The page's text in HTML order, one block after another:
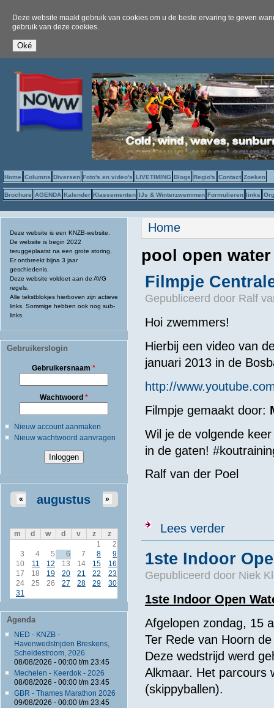
Deze website maakt gebruik van cookies om u de beste ervaring te geven
gebruik van deze cookies.
Home Columns Diversen Foto's en video's LIVETIMING Blogs Regio's Contact Zoeken
Brochure AGENDA Kalender Klassementen IJs & Winterzwemmen Formulieren links
Deze website is een KNZB-website.
De website is begin 2022
teruggeplaatst na een grote storing.
Er ontbreekt bijna 3 jaar
geschiedenis.
Deze website voldoet aan de AVG
regels.
Alle tekstblokjes hierboven zijn actieve
links. Sommige hebben ook nog sub-
links.
Gebruikerslogin
Gebruikersnaam*
Wachtwoord *
Nieuw account aanmaken
Nieuw wachtwoord aanvragen
augustus
« »
m d w d v z
z
1
2
3
4 5 6 7 8
9
10
11 12 13 14 15
16
17
18 19 20 21 22
23
24
25 26 27 28 29
30
31
Agenda
NED - KNZB -
Havenwedstrijden Breskens,
Scheldestroom, 2026
08/08/2026 - 00:00t/m 23:45
Mechelen - Keerdok - 2026
08/08/2026 - 00:00t/m 23:45
GBR - Thames Marathon 2026
09/08/2026 - 00:00t/m 23:45
U bent hier
Home
pool open water
Filmpje
Gepubliceerd door Ralf
Hoi zwemmers!
Hierbij een video van
januari 2013 in de
http://
Filmpje gemaakt door:
Wil je de volgende
in de gaten!
Ralf van der Poel
Lees verderover Filmpje
1ste Indoor
Gepubliceerd door Niek
1ste Indoor Open
Afgelopen zondag, 15
Ter Rede van Hoorn
Deze wedstrijd werd
Alkmaar. Het parcours
(skippyballen).